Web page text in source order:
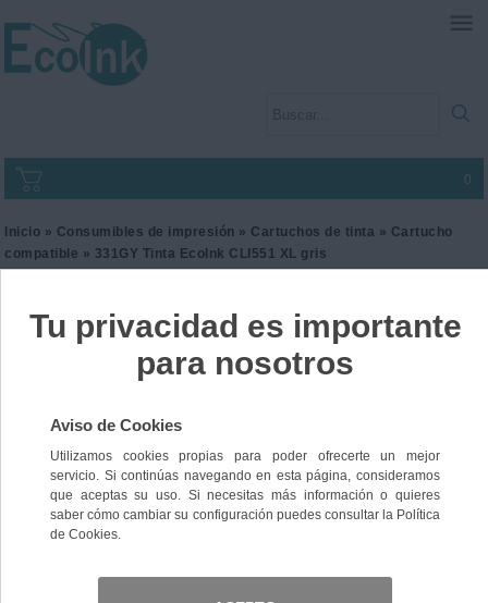
0
Inicio » Consumibles de impresión » Cartuchos de tinta » Cartucho
compatible » 331GY Tinta EcoInk CLI551 XL gris
331GY Tinta EcoInk CLI551
Ref. I2CANCLI551GYXL